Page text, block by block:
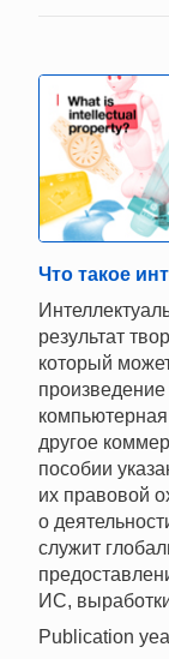
Что такое
результат
который
произведение
другое
пособии
их правовой
о
служит
ИС,
Publication